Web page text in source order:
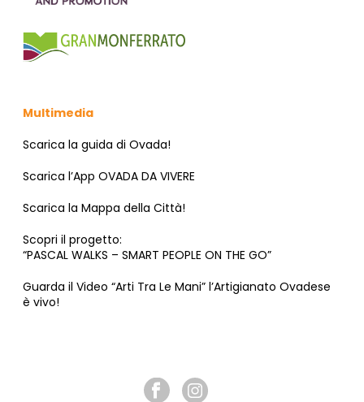
Multimedia
Scarica la guida di Ovada!
Scarica l’App OVADA DA VIVERE
Scarica la Mappa della Città!
Scopri il progetto:
“PASCAL WALKS – SMART PEOPLE ON THE GO”
Guarda il Video “Arti Tra Le Mani” l’Artigianato Ovadese
è vivo!